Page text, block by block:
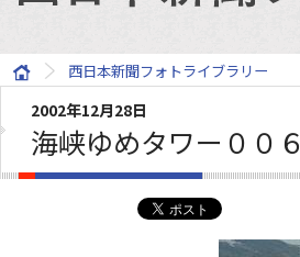
西日本新聞フォトライブラリー
2002年12月28日
海峡ゆめタワー００６